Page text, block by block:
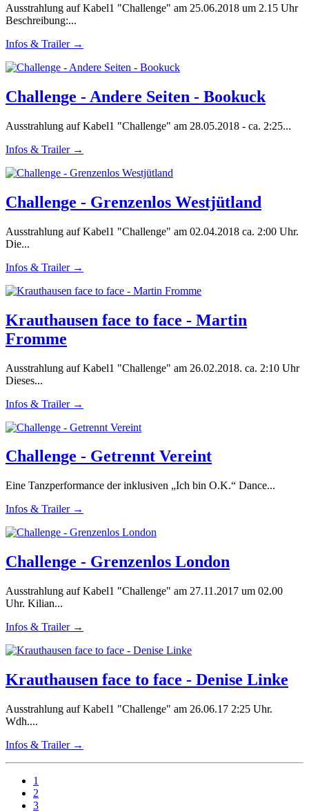
Ausstrahlung auf Kabel1 "Challenge" am 25.06.2018 um 2.15 Uhr
Beschreibung:...
Infos & Trailer →
Challenge - Andere Seiten - Bookuck
Ausstrahlung auf Kabel1 "Challenge" am 28.05.2018 - ca. 2:25...
Infos & Trailer →
Challenge - Grenzenlos Westjütland
Ausstrahlung auf Kabel1 "Challenge" am 02.04.2018 ca. 2:00 Uhr.
Die...
Infos & Trailer →
Krauthausen face to face - Martin
Fromme
Ausstrahlung auf Kabel1 "Challenge" am 26.02.2018. ca. 2:10 Uhr
Dieses...
Infos & Trailer →
Challenge - Getrennt Vereint
Eine Tanzperformance der inklusiven „Ich bin O.K.“ Dance...
Infos & Trailer →
Challenge - Grenzenlos London
Ausstrahlung auf Kabel1 "Challenge" am 27.11.2017 um 02.00
Uhr. Kilian...
Infos & Trailer →
Krauthausen face to face - Denise Linke
Ausstrahlung auf Kabel1 "Challenge" am 26.06.17 2:25 Uhr.
Wdh....
Infos & Trailer →
1
2
3